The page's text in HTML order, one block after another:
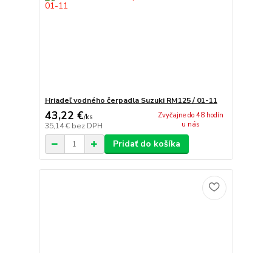
Hriadeľ vodného čerpadla Suzuki RM125 / 01-11
43,22 €/ks
35,14 € bez DPH
Zvyčajne do 48 hodín
u nás
Pridať do košíka